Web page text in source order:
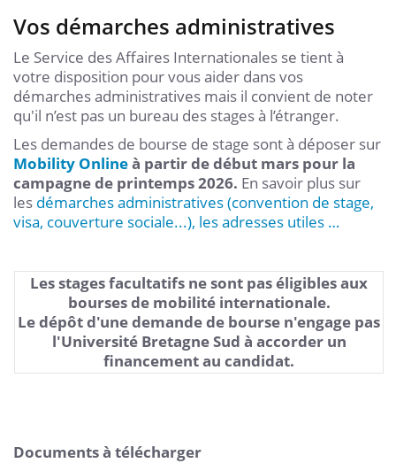
Vos démarches administratives
Le Service des Affaires Internationales se tient à
votre disposition pour vous aider dans vos
démarches administratives mais il convient de noter
qu'il n’est pas un bureau des stages à l’étranger.
Les demandes de bourse de stage sont à déposer sur
Mobility Onlineà partir de début mars pour la
campagne de printemps 2026. En savoir plus sur
les démarches administratives (convention de stage,
visa, couverture sociale...), les adresses utiles …
Les stages facultatifs ne sont pas éligibles aux
bourses de mobilité internationale.
Le dépôt d'une demande de bourse n'engage pas
l'Université Bretagne Sud à accorder un
financement au candidat.
Documents à télécharger